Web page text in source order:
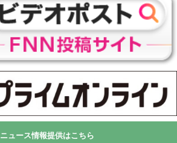
ニュース情報提供はこちら